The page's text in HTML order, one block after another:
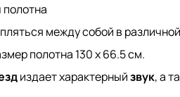
полотна
между собой в
полотна 130 х 66.5 см.
издает характерныйзвук, а